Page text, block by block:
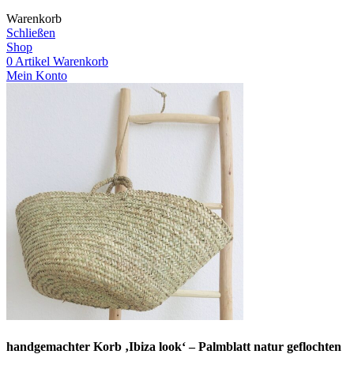
Warenkorb
Schließen
Shop
0 Artikel Warenkorb
Mein Konto
handgemachter Korb ‚Ibiza look‘ – Palmblatt natur geflochten